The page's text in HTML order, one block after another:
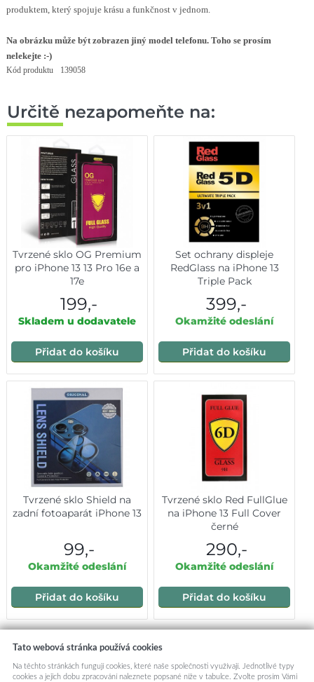
produktem, který spojuje krásu a funkčnost v jednom.
Na obrázku může být zobrazen jiný model telefonu. Toho se prosím
nelekejte :-)
Kód produktu 139058
Určitě nezapomeňte na:
Tvrzené sklo OG Premium
pro iPhone 13 13 Pro 16e a
17e
199,-
Skladem u dodavatele
Přidat do košíku
Set ochrany displeje
RedGlass na iPhone 13
Triple Pack
399,-
Okamžité odeslání
Přidat do košíku
Tvrzené sklo Shield na
zadní fotoaparát iPhone 13
99,-
Okamžité odeslání
Přidat do košíku
Tvrzené sklo Red FullGlue
na iPhone 13 Full Cover
černé
290,-
Okamžité odeslání
Přidat do košíku
Mohlo by vás zajímat:
Tato webová stránka používá cookies
Na těchto stránkách fungují cookies, které naše společnosti využívají. Jednotlivé typy
cookies a jejich dobu zpracování naleznete popsané níže v tabulce. Zvolte prosím Vámi